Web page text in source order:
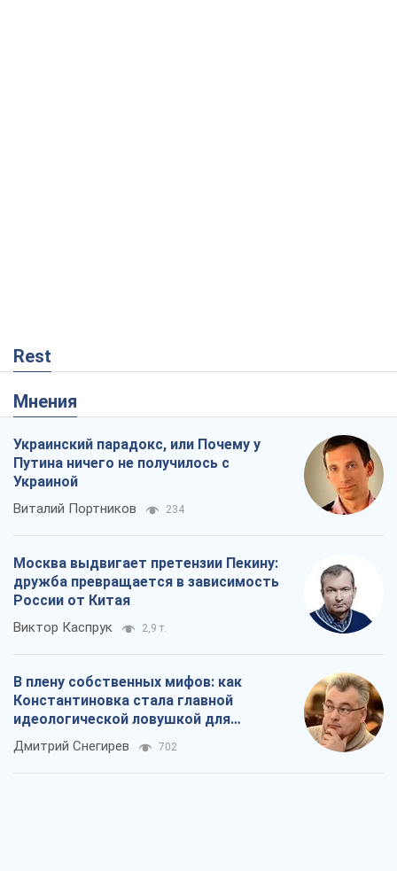
Rest
Мнения
Украинский парадокс, или Почему у
Путина ничего не получилось с
Украиной
Виталий Портников 234
Москва выдвигает претензии Пекину:
дружба превращается в зависимость
России от Китая
Виктор Каспрук 2,9 т.
В плену собственных мифов: как
Константиновка стала главной
идеологической ловушкой для
российских оккупантов
Дмитрий Снегирев 702